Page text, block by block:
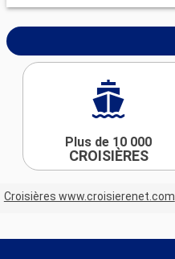
Plus de 10 000
CROISIÈRES
Croisières www.croisierenet.com